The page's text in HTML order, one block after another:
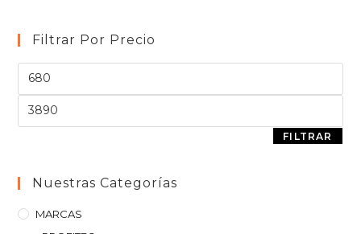
Filtrar Por Precio
FILTRAR
Nuestras Categorías
MARCAS